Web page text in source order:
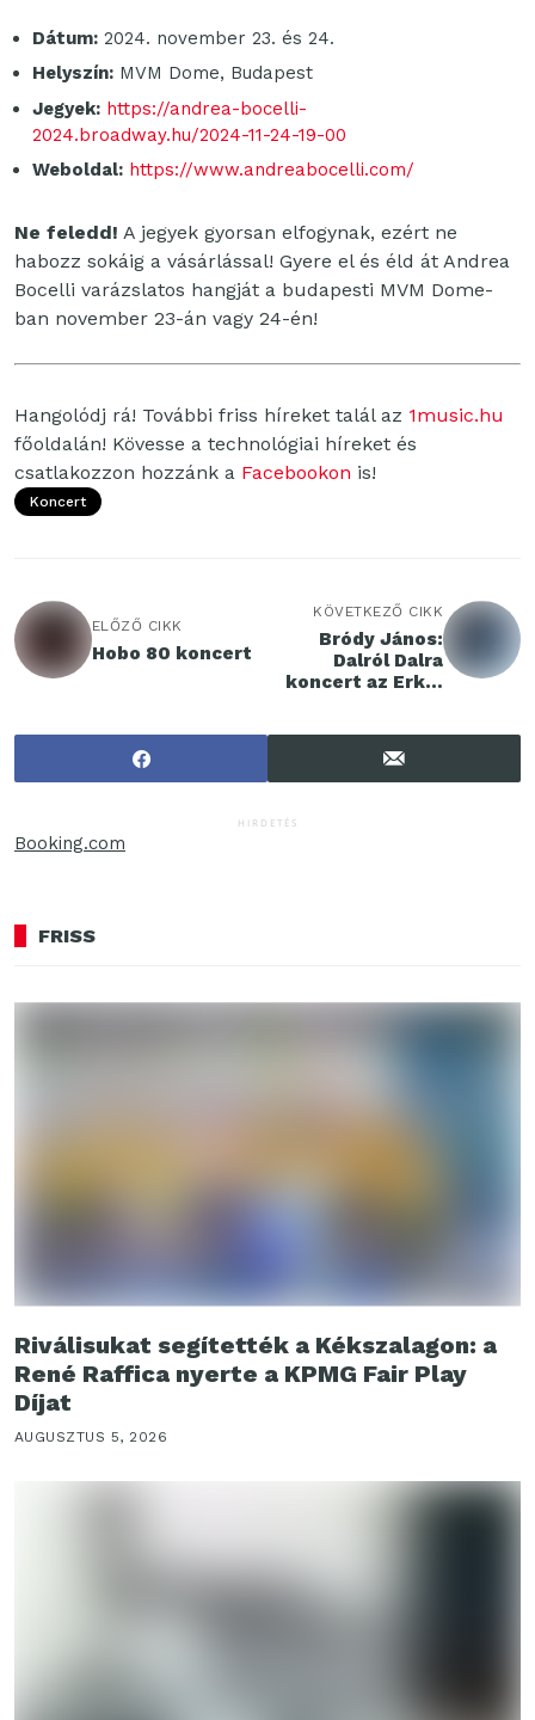
Dátum: 2024. november 23. és 24.
Helyszín: MVM Dome, Budapest
Jegyek: https://andrea-bocelli-
2024.broadway.hu/2024-11-24-19-00
Weboldal: https://www.andreabocelli.com/
Ne feledd! A jegyek gyorsan elfogynak, ezért ne
habozz sokáig a vásárlással! Gyere el és éld át Andrea
Bocelli varázslatos hangját a budapesti MVM Dome-
ban november 23-án vagy 24-én!
Hangolódj rá! További friss híreket talál az 1music.hu
főoldalán! Kövesse a technológiai híreket és
csatlakozzon hozzánk a Facebookon is!
Koncert
ELŐZŐ CIKK
Hobo 80 koncert
KÖVETKEZŐ CIKK
Bródy János:
Dalról Dalra
koncert az Erkel
HIRDETÉS
Booking.com
FRISS
Riválisukat segítették a Kékszalagon: a
René Raffica nyerte a KPMG Fair Play
Díjat
AUGUSZTUS 5, 2026